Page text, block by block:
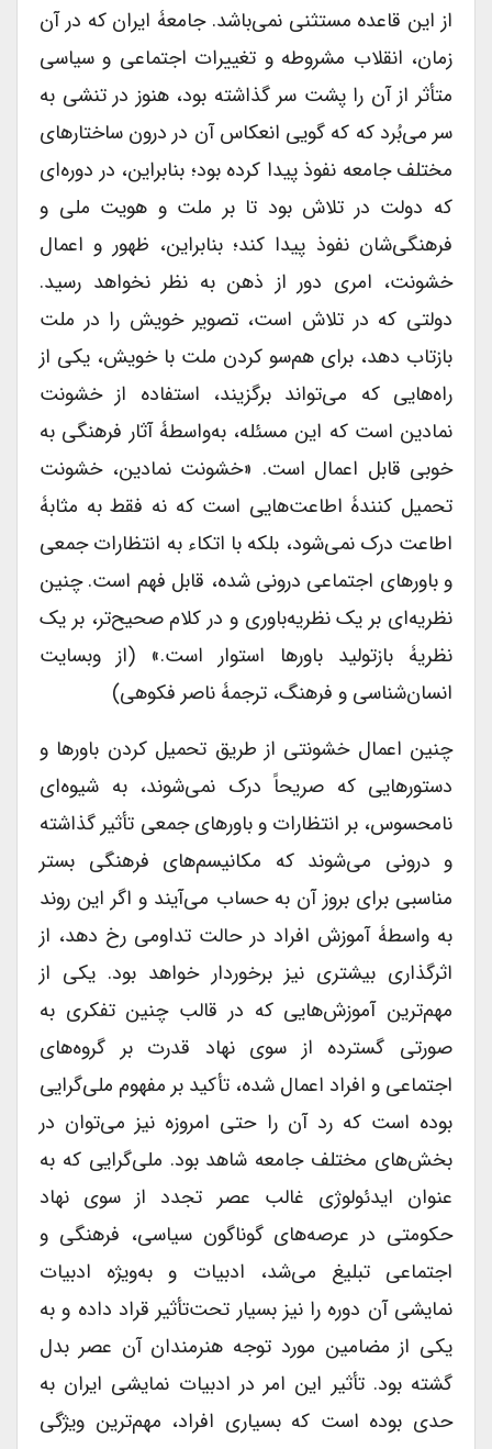
از این قاعده مستثنی نمی‌باشد. جامعۀ ایران که در آن
زمان، انقلاب مشروطه و تغییرات اجتماعی و سیاسی
متأثر از آن را پشت‌ سر گذاشته بود، هنوز در تنشی به
سر می‌بُرد که که گویی انعکاس آن در درون ساختارهای
مختلف جامعه نفوذ پیدا کرده بود؛ بنابراین، در دوره‌ای
که دولت در تلاش بود تا بر ملت و هویت ملی و
فرهنگی‌شان نفوذ پیدا کند؛ بنابراین، ظهور و اعمال
خشونت، امری دور از ذهن به نظر نخواهد رسید.
دولتی که در تلاش است، تصویر خویش را در ملت
بازتاب دهد، برای هم‌سو کردن ملت با خویش، یکی از
راه‌هایی که می‌تواند برگزیند، استفاده از خشونت
نمادین است که این مسئله، به‌واسطۀ آثار فرهنگی به
خوبی قابل اعمال است. «خشونت نمادین، خشونت
تحمیل کنندۀ اطاعت‌هایی است که نه فقط به مثابۀ
اطاعت درک نمی‌شود، بلکه با اتکاء به انتظارات جمعی
و باورهای اجتماعی درونی شده، قابل فهم است. چنین
نظریه‌ای بر یک نظریه‌باوری و در کلام صحیح‌تر، بر یک
نظریۀ بازتولید باورها استوار است.» (از وبسایت
انسان‌شناسی و فرهنگ، ترجمۀ ناصر فکوهی)
چنین اعمال خشونتی از طریق تحمیل کردن باورها و
دستورهایی که صریحاً درک نمی‌شوند، به شیو‌ه‌ای
نامحسوس، بر انتظارات و باورهای جمعی تأثیر گذاشته
و درونی می‌شوند که مکانیسم‌های فرهنگی بستر
مناسبی برای بروز آن به حساب می‌آیند و اگر این روند
به واسطۀ آموزش افراد در حالت تداومی رخ دهد، از
اثرگذاری بیشتری نیز برخوردار خواهد بود. یکی از
مهم‌ترین آموزش‌هایی که در قالب چنین تفکری به
صورتی گسترده از سوی نهاد قدرت بر گروه‌های
اجتماعی و افراد اعمال شده، تأکید بر مفهوم ملی‌گرایی
بوده است که رد آن را حتی امروزه نیز می‌توان در
بخش‌های مختلف جامعه شاهد بود. ملی‌گرایی که به
عنوان ایدئولوژی غالب عصر تجدد از سوی نهاد
حکومتی در عرصه‌های گوناگون سیاسی، فرهنگی و
اجتماعی تبلیغ می‌شد، ادبیات و به‌ویژه ادبیات
نمایشی آن دوره را نیز بسیار تحت‌تأثیر قراد داده و به
یکی از مضامین مورد توجه هنرمندان آن عصر بدل
گشته بود. تأثیر این امر در ادبیات نمایشی ایران به
حدی بوده است که بسیاری افراد، مهم‌ترین ویژگی